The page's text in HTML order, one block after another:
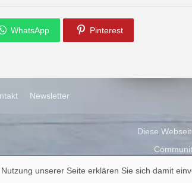
WhatsApp Pinterest
Newsletter
Diese
unserer Seite erklären Sie sich damit